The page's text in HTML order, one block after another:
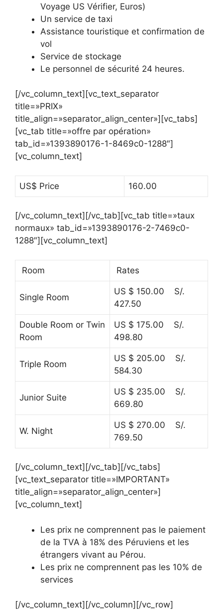
Voyage US Vérifier, Euros)
Un service de taxi
Assistance touristique et confirmation de
vol
Service de stockage
Le personnel de sécurité 24 heures.
[/vc_column_text][vc_text_separator
title=»PRIX»
title_align=»separator_align_center»][vc_tabs]
[vc_tab title=»offre par opération»
tab_id=»1393890176-1-8469c0-1288″]
[vc_column_text]
US$ Price 160.00
[/vc_column_text][/vc_tab][vc_tab title=»taux
normaux» tab_id=»1393890176-2-7469c0-
1288″][vc_column_text]
Room Rates
Single Room
US $ 150.00 S/.
427.50
Double Room or Twin
Room
US $ 175.00 S/.
498.80
Triple Room
US $ 205.00 S/.
584.30
Junior Suite
US $ 235.00 S/.
669.80
W. Night
US $ 270.00 S/.
769.50
[/vc_column_text][/vc_tab][/vc_tabs]
[vc_text_separator title=»IMPORTANT»
title_align=»separator_align_center»]
[vc_column_text]
Les prix ne comprennent pas le paiement
de la TVA à 18% des Péruviens et les
étrangers vivant au Pérou.
Les prix ne comprennent pas les 10% de
services
[/vc_column_text][/vc_column][/vc_row]